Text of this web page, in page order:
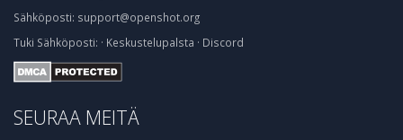
Sähköposti: support@openshot.org
Tuki Sähköposti: · Keskustelupalsta · Discord
SEURAA MEITÄ